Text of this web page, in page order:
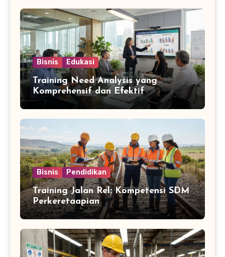
Bisnis Edukasi
Training Need Analysis yang
Komprehensif dan Efektif
Bisnis Pendidikan
Training Jalan Rel: Kompetensi SDM
Perkeretaapian